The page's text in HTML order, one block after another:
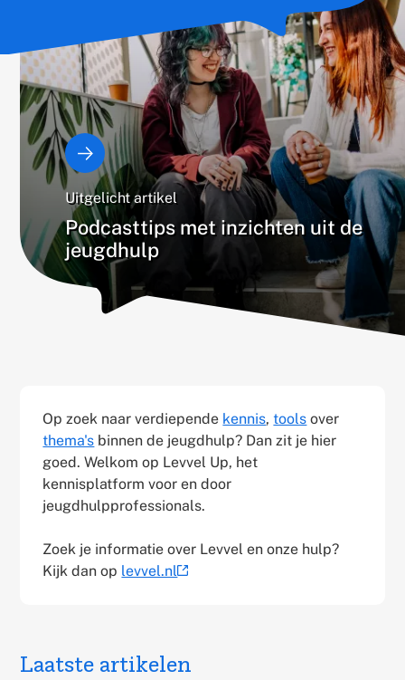
Podcasttips met inzichten uit de
jeugdhulp
Uitgelicht artikel
Op zoek naar verdiepende kennis,tools over
thema's binnen de jeugdhulp? Dan zit je hier
goed. Welkom op Levvel Up, het
kennisplatform voor en door
jeugdhulpprofessionals.
Zoek je informatie over Levvel en onze hulp?
Kijk dan op levvel.nl(externe
Laatste artikelen